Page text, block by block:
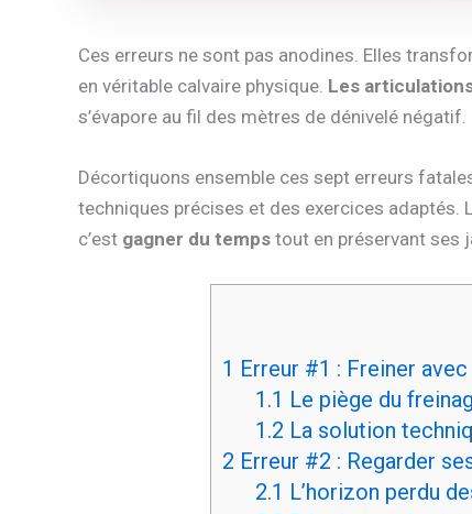
Ces erreurs ne sont pas anodines. Elles
en véritable calvaire physique. Les
s’évapore au fil des mètres de dénivelé négatif.
Décortiquons ensemble ces sept erreurs
techniques précises et des exercices adaptés.
c’est gagner du temps tout en préservant ses
1 Erreur #1 : Freiner
1.1 Le piège du
1.2 La solution
2 Erreur #2 : Regarder
2.1 L’horizon perdu